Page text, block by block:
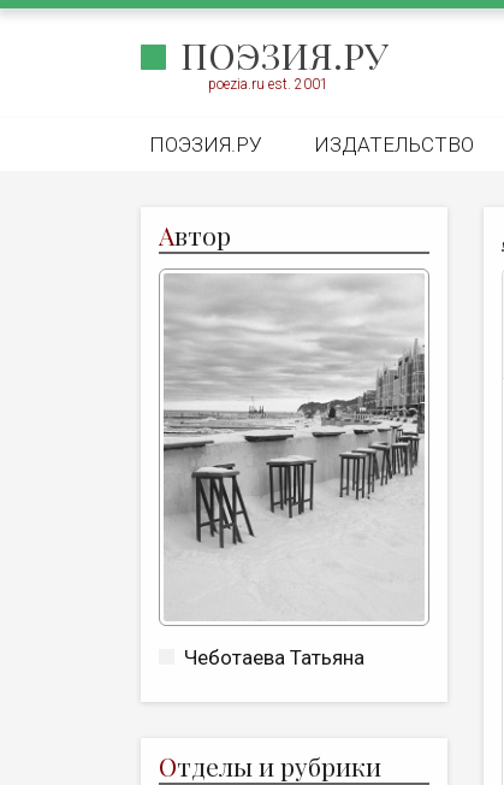
ПОЭЗИЯ.РУ
poezia.ru est. 2001
ПОЭЗИЯ.РУ ИЗДАТЕЛЬСТВО
Автор
Чеботаева Татьяна
Отделы и рубрики